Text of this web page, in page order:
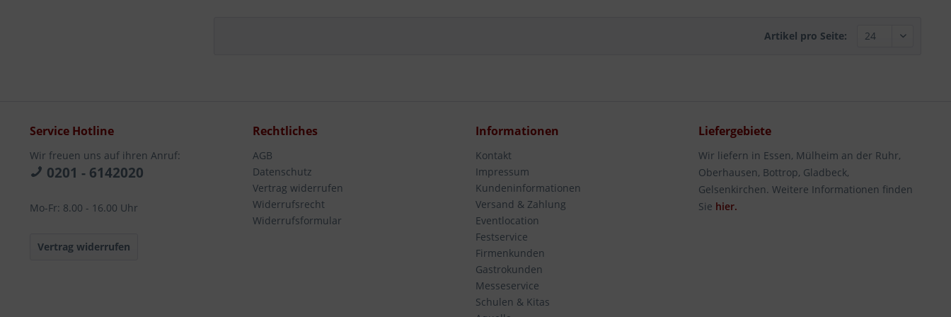
Artikel pro Seite:
Service Hotline
Wir freuen uns auf ihren Anruf:
0201 - 6142020
Mo-Fr: 8.00 - 16.00 Uhr
Vertrag widerrufen
Rechtliches
AGB
Datenschutz
Vertrag widerrufen
Widerrufsrecht
Widerrufsformular
Informationen
Kontakt
Impressum
Kundeninformationen
Versand & Zahlung
Eventlocation
Festservice
Firmenkunden
Gastrokunden
Messeservice
Schulen & Kitas
Liefergebiete
Wir liefern in Essen, Mülheim an der Ruhr,
Oberhausen, Bottrop, Gladbeck,
Gelsenkirchen. Weitere Informationen finden
Sie hier.